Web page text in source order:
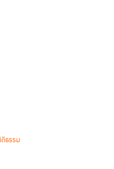
นี้
งเทพฯ ประเทศไทย
ธรรม